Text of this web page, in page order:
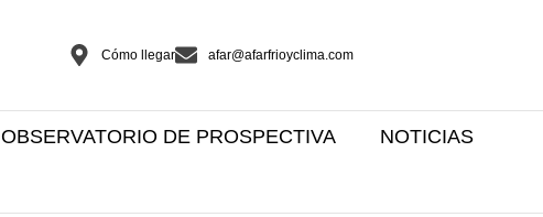
Cómo llegar afar@afarfrioyclima.com
OBSERVATORIO DE PROSPECTIVA NOTICIAS